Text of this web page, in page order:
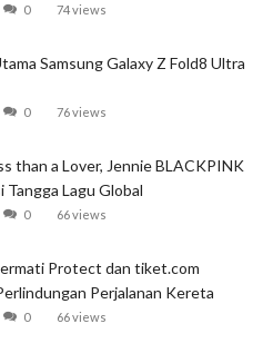
0 74 views
Samsung Galaxy Z Fold8 Ultra
0 76 views
than a Lover, Jennie BLACKPINK
Tangga Lagu Global
0 66 views
Protect dan tiket.com
Perjalanan Kereta
0 66 views